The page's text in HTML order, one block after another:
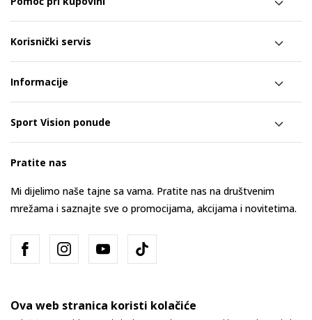
Korisnički servis
Informacije
Sport Vision ponude
Pratite nas
Mi dijelimo naše tajne sa vama. Pratite nas na društvenim
mrežama i saznajte sve o promocijama, akcijama i novitetima.
Ova web stranica koristi kolačiće